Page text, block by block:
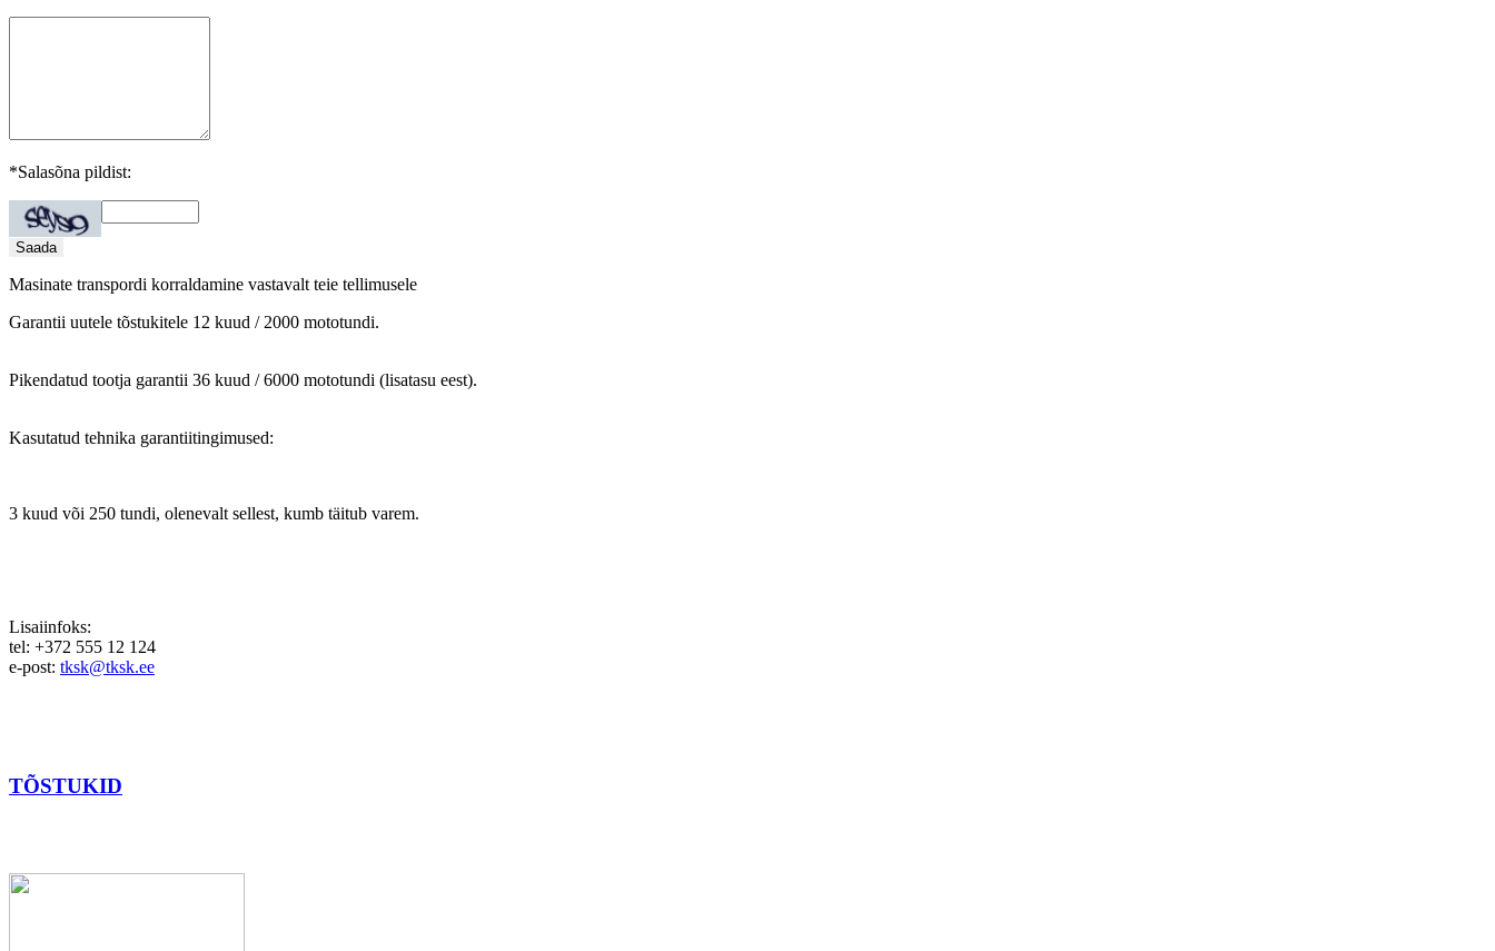
*Salasõna pildist:
Masinate transpordi korraldamine vastavalt teie tellimusele
Garantii uutele tõstukitele 12 kuud / 2000 mototundi.
Pikendatud tootja garantii 36 kuud / 6000 mototundi (lisatasu eest).
Kasutatud tehnika garantiitingimused:
3 kuud või 250 tundi, olenevalt sellest, kumb täitub varem.
Lisaiinfoks:
tel: +372 555 12 124
e-post: tksk@tksk.ee
TÕSTUKID